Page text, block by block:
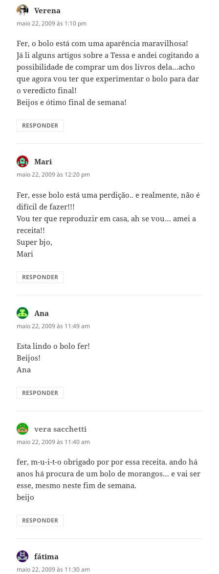
Verena
maio 22, 2009 às 1:10 pm
Fer, o bolo está com uma aparência maravilhosa!
Já li alguns artigos sobre a Tessa e andei cogitando a
possibilidade de comprar um dos livros dela…acho
que agora vou ter que experimentar o bolo para dar
o veredicto final!
Beijos e ótimo final de semana!
RESPONDER
Mari
maio 22, 2009 às 12:20 pm
Fer, esse bolo está uma perdição.. e realmente, não é
difícil de fazer!!!
Vou ter que reproduzir em casa, ah se vou… amei a
receita!!
Super bjo,
Mari
RESPONDER
Ana
maio 22, 2009 às 11:49 am
Esta lindo o bolo fer!
Beijos!
Ana
RESPONDER
vera sacchetti
maio 22, 2009 às 11:40 am
fer, m-u-i-t-o obrigado por por essa receita. ando há
anos há procura de um bolo de morangos… e vai ser
esse, mesmo neste fim de semana.
beijo
RESPONDER
fátima
maio 22, 2009 às 11:30 am